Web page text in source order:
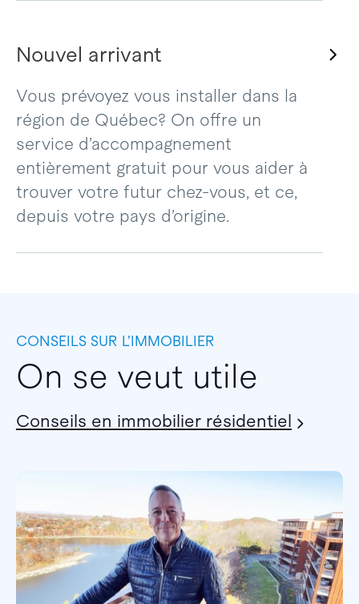
Nouvel arrivant
Vous prévoyez vous installer dans la
région de Québec? On offre un
service d’accompagnement
entièrement gratuit pour vous aider à
trouver votre futur chez-vous, et ce,
depuis votre pays d’origine.
CONSEILS SUR L’IMMOBILIER
On se veut utile
Conseils en immobilier résidentiel